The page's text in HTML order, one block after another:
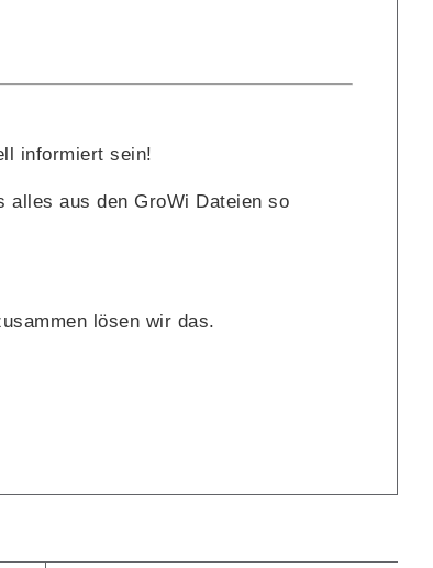
informiert sein!
alles aus den GroWi Dateien so
lösen wir das.